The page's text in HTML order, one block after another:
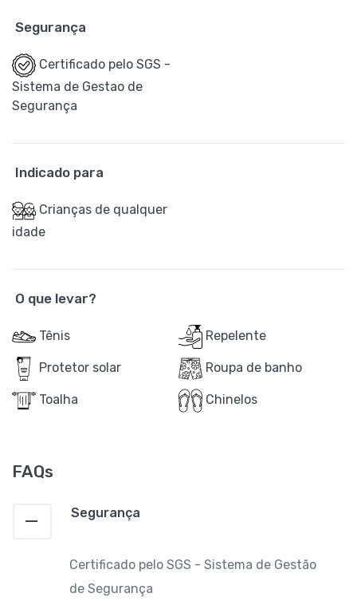
Segurança
Certificado pelo SGS -
Sistema de Gestao de
Segurança
Indicado para
Crianças de qualquer
idade
O que levar?
Tênis Repelente
Protetor solar Roupa de banho
Toalha Chinelos
FAQs
Segurança
Certificado pelo SGS - Sistema de Gestão
de Segurança